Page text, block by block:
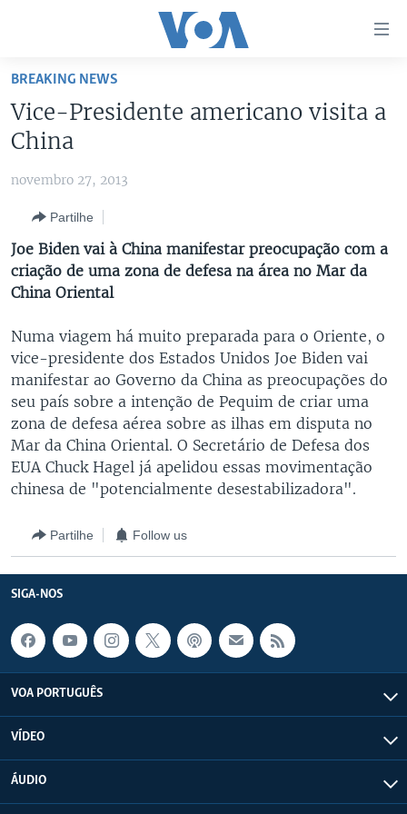
Acesso
para
artigo
principal
para
ANGOLA
GUINÉ-BISSAU
ÁFRICA E MUNDO
BRASIL
DESPORTO
AFRICA AGORA
VÍDEOS
VOA60 ÁFRICA
VOA 60 CLIMA
PASSADEIRA VERMELHA
ÁUDIO
ENTRETENIMENTO
Línguas
BREAKING NEWS
Vice-Presidente americano visita a
China
novembro 27, 2013
Partilhe
Joe Biden vai à China manifestar preocupação com a
criação de uma zona de defesa na área no Mar da
China Oriental
Numa viagem há muito preparada para o Oriente, o
vice-presidente dos Estados Unidos Joe Biden vai
manifestar ao Governo da China as preocupações do
seu país sobre a intenção de Pequim de criar uma
zona de defesa aérea sobre as ilhas em disputa no
Mar da China Oriental. O Secretário de Defesa dos
EUA Chuck Hagel já apelidou essas movimentação
chinesa de "potencialmente desestabilizadora".
Partilhe Follow us
SIGA-NOS
VOA PORTUGUÊS
VÍDEO
ÁUDIO